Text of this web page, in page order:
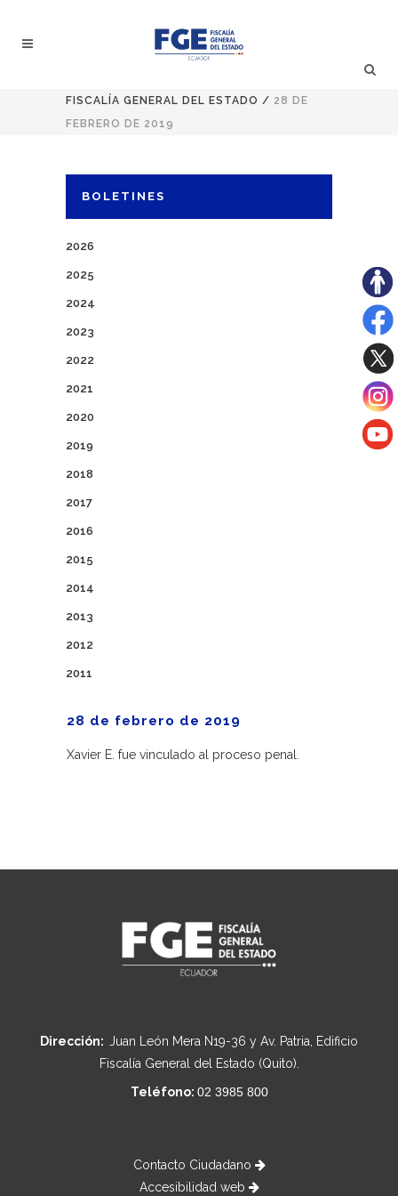
FISCALÍA GENERAL DEL ESTADO / 28 DE
FEBRERO DE 2019
BOLETINES
2026
2025
2024
2023
2022
2021
2020
2019
2018
2017
2016
2015
2014
2013
2012
2011
28 de febrero de 2019
Xavier E. fue vinculado al proceso penal.
Dirección: Juan León Mera N19-36 y Av. Patria, Edificio
Fiscalía General del Estado (Quito).
Teléfono: 02 3985 800
Contacto Ciudadano
Accesibilidad web